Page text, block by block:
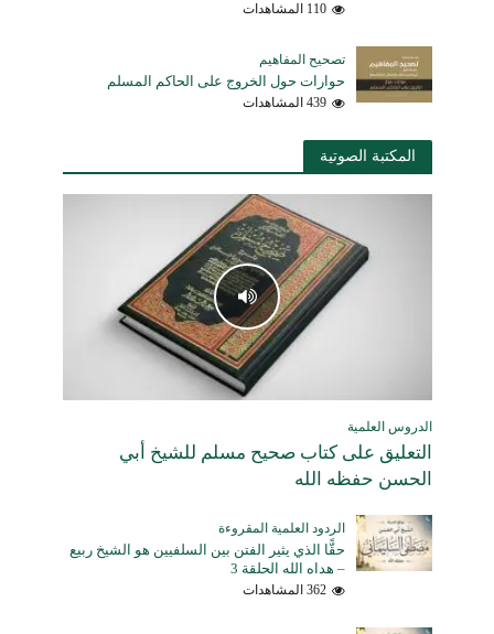
110 المشاهدات
تصحيح المفاهيم
حوارات حول الخروج على الحاكم المسلم
439 المشاهدات
المكتبة الصوتية
الدروس العلمية
التعليق على كتاب صحيح مسلم للشيخ أبي
الحسن حفظه الله
الردود العلمية المقروءة
حقًّا الذي يثير الفتن بين السلفيين هو الشيخ ربيع
– هداه الله الحلقة 3
362 المشاهدات